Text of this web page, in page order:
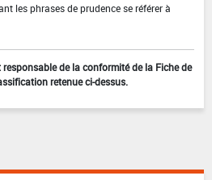
les phrases de prudence se référer à
de la conformité de la Fiche de
retenue ci-dessus.